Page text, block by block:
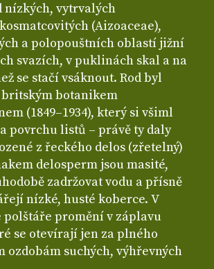
nízkých, vytrvalých
(Aizoaceae),
a polopouštních oblastí jižní
svazích, v puklinách skal a na
se stačí vsáknout. Rod byl
britským botanikem
(1849–1934), který si všiml
povrchu listů – právě ty daly
z řeckého delos (zřetelný)
delosperm jsou masité,
zadržovat vodu a přísně
nízké, husté koberce. V
polštáře promění v záplavu
se otevírají jen za plného
ozdobám suchých, výhřevných